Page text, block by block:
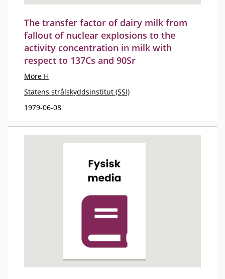
The transfer factor of dairy milk from
fallout of nuclear explosions to the
activity concentration in milk with
respect to 137Cs and 90Sr
Möre H
Statens strålskyddsinstitut (SSI)
1979-06-08